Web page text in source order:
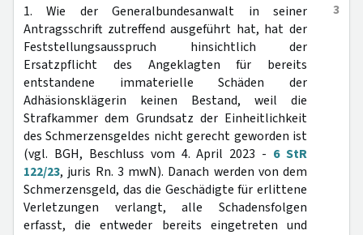
3
1. Wie der Generalbundesanwalt in seiner
Antragsschrift zutreffend ausgeführt hat, hat der
Feststellungsausspruch hinsichtlich der
Ersatzpflicht des Angeklagten für bereits
entstandene immaterielle Schäden der
Adhäsionsklägerin keinen Bestand, weil die
Strafkammer dem Grundsatz der Einheitlichkeit
des Schmerzensgeldes nicht gerecht geworden ist
(vgl. BGH, Beschluss vom 4. April 2023 - 6 StR
122/23, juris Rn. 3 mwN). Danach werden von dem
Schmerzensgeld, das die Geschädigte für erlittene
Verletzungen verlangt, alle Schadensfolgen
erfasst, die entweder bereits eingetreten und